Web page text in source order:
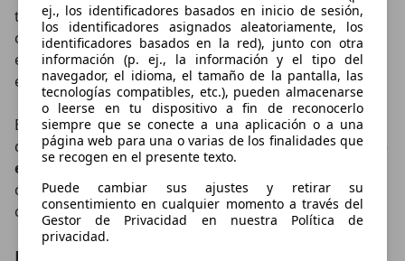
ej., los identificadores basados en inicio de sesión,
los identificadores asignados aleatoriamente, los
identificadores basados en la red), junto con otra
información (p. ej., la información y el tipo del
navegador, el idioma, el tamaño de la pantalla, las
tecnologías compatibles, etc.), pueden almacenarse
o leerse en tu dispositivo a fin de reconocerlo
siempre que se conecte a una aplicación o a una
página web para una o varias de los finalidades que
se recogen en el presente texto.
Puede cambiar sus ajustes y retirar su
consentimiento en cualquier momento a través del
Gestor de Privacidad en nuestra Política de
privacidad.
tecnología no llega a catalogarse como híbrido
convencional ni como eléctrico de autonomía
extendida, por lo que todavía no está confirmado qué
etiqueta medioambiental llevará.
En cuanto a la transmisión XTronic, el centro técnico
de Barcelona ha trabajado enadaptarla más al gusto
europeo, dotándola de una mayor suavidad para
conducción normal y de una mayor viveza para
conducción deportiva.